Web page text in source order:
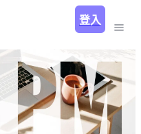
登入